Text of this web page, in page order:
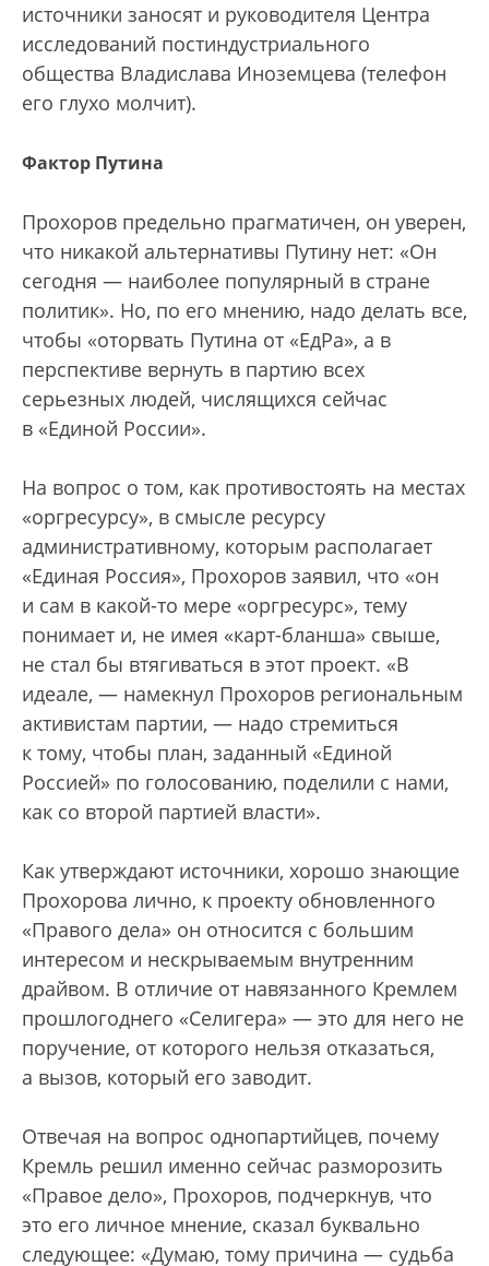
источники заносят и руководителя Центра
исследований постиндустриального
общества Владислава Иноземцева (телефон
его глухо молчит).
Фактор Путина
Прохоров предельно прагматичен, он уверен,
что никакой альтернативы Путину нет: «Он
сегодня — наиболее популярный в стране
политик». Но, по его мнению, надо делать все,
чтобы «оторвать Путина от «ЕдРа», а в
перспективе вернуть в партию всех
серьезных людей, числящихся сейчас
в «Единой России».
На вопрос о том, как противостоять на местах
«оргресурсу», в смысле ресурсу
административному, которым располагает
«Единая Россия», Прохоров заявил, что «он
и сам в какой-то мере «оргресурс», тему
понимает и, не имея «карт-бланша» свыше,
не стал бы втягиваться в этот проект. «В
идеале, — намекнул Прохоров региональным
активистам партии, — надо стремиться
к тому, чтобы план, заданный «Единой
Россией» по голосованию, поделили с нами,
как со второй партией власти».
Как утверждают источники, хорошо знающие
Прохорова лично, к проекту обновленного
«Правого дела» он относится с большим
интересом и нескрываемым внутренним
драйвом. В отличие от навязанного Кремлем
прошлогоднего «Селигера» — это для него не
поручение, от которого нельзя отказаться,
а вызов, который его заводит.
Отвечая на вопрос однопартийцев, почему
Кремль решил именно сейчас разморозить
«Правое дело», Прохоров, подчеркнув, что
это его личное мнение, сказал буквально
следующее: «Думаю, тому причина — судьба